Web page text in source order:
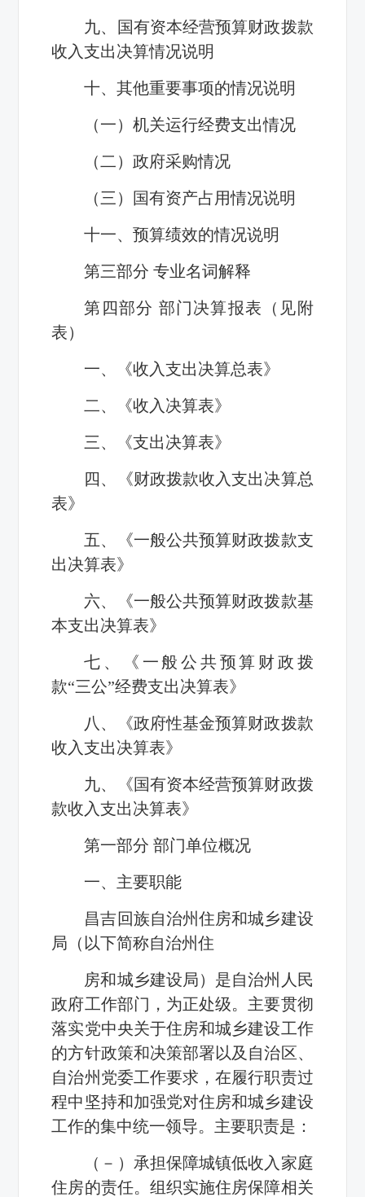
九、国有资本经营预算财政拨款
收入支出决算情况说明
十、其他重要事项的情况说明
（一）机关运行经费支出情况
（二）政府采购情况
（三）国有资产占用情况说明
十一、预算绩效的情况说明
第三部分 专业名词解释
第四部分 部门决算报表（见附
表）
一、《收入支出决算总表》
二、《收入决算表》
三、《支出决算表》
四、《财政拨款收入支出决算总
表》
五、《一般公共预算财政拨款支
出决算表》
六、《一般公共预算财政拨款基
本支出决算表》
七、《一般公共预算财政拨
款“三公”经费支出决算表》
八、《政府性基金预算财政拨款
收入支出决算表》
九、《国有资本经营预算财政拨
款收入支出决算表》
第一部分 部门单位概况
一、主要职能
昌吉回族自治州住房和城乡建设
局（以下简称自治州住
房和城乡建设局）是自治州人民
政府工作部门，为正处级。主要贯彻
落实党中央关于住房和城乡建设工作
的方针政策和决策部署以及自治区、
自治州党委工作要求，在履行职责过
程中坚持和加强党对住房和城乡建设
工作的集中统一领导。主要职责是：
（－）承担保障城镇低收入家庭
住房的责任。组织实施住房保障相关